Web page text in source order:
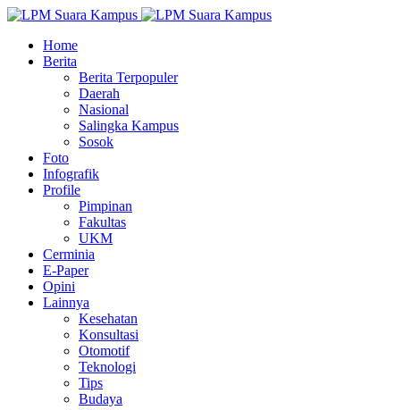
Home
Berita
Berita Terpopuler
Daerah
Nasional
Salingka Kampus
Sosok
Foto
Infografik
Profile
Pimpinan
Fakultas
UKM
Cerminia
E-Paper
Opini
Lainnya
Kesehatan
Konsultasi
Otomotif
Teknologi
Tips
Budaya